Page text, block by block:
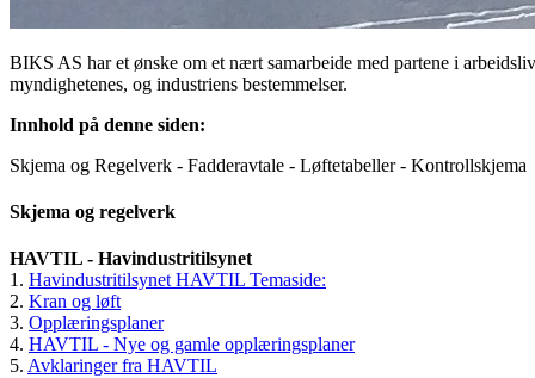
BIKS AS har et ønske om et nært samarbeide med partene i
myndighetenes, og industriens bestemmelser.
Innhold på denne siden:
Skjema og Regelverk - Fadderavtale - Løftetabeller - Kontrollskjema
Skjema og regelverk
HAVTIL - Havindustritilsynet
1. Havindustritilsynet HAVTIL Temaside:
2. Kran og løft
3. Opplæringsplaner
4. HAVTIL - Nye og gamle opplæringsplaner
5. Avklaringer fra HAVTIL